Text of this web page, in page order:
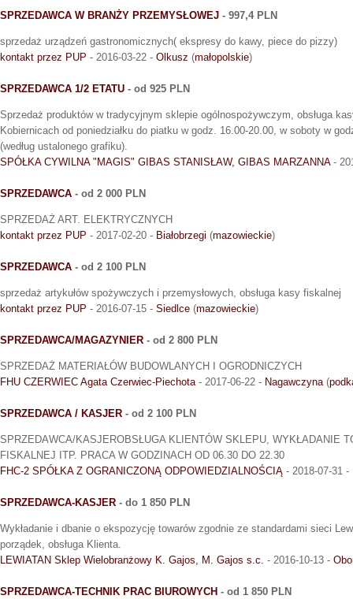
SPRZEDAWCA W BRANŻY PRZEMYSŁOWEJ - 997,4 PLN
sprzedaż urządzeń gastronomicznych( ekspresy do kawy, piece do pizzy)
kontakt przez PUP - 2016-03-22 - Olkusz (małopolskie)
SPRZEDAWCA 1/2 ETATU - od 925 PLN
Sprzedaż produktów w tradycyjnym sklepie ogólnospożywczym, obsługa
Kobiernicach od poniedziałku do piatku w godz. 16.00-20.00, w soboty w
(według ustalonego grafiku).
SPÓŁKA CYWILNA "MAGIS" GIBAS STANISŁAW, GIBAS MARZANNA-
SPRZEDAWCA - od 2 000 PLN
SPRZEDAŻ ART. ELEKTRYCZNYCH
kontakt przez PUP - 2017-02-20 - Białobrzegi (mazowieckie)
SPRZEDAWCA - od 2 100 PLN
sprzedaż artykułów spożywczych i przemysłowych, obsługa kasy fiskalnej
kontakt przez PUP - 2016-07-15 - Siedlce (mazowieckie)
SPRZEDAWCA/MAGAZYNIER - od 2 800 PLN
SPRZEDAŻ MATERIAŁÓW BUDOWLANYCH I OGRODNICZYCH
FHU CZERWIEC Agata Czerwiec-Piechota- 2017-06-22 - Nagawczyna(
SPRZEDAWCA / KASJER - od 2 100 PLN
SPRZEDAWCA/KASJEROBSŁUGA KLIENTÓW SKLEPU, WYKŁADANIE
FISKALNEJ ITP. PRACA W GODZINACH OD 06.30 DO 22.30
FHC-2 SPÓŁKA Z OGRANICZONĄ ODPOWIEDZIALNOŚCIĄ - 2018-07-31 -
SPRZEDAWCA-KASJER - do 1 850 PLN
Wykładanie i dbanie o ekspozycję towarów zgodnie ze standardami sieci
porządek, obsługa Klienta.
LEWIATAN Sklep Wielobranżowy K. Gajos, M. Gajos s.c. - 2016-10-13 -
SPRZEDAWCA-TECHNIK PRAC BIUROWYCH - od 1 850 PLN